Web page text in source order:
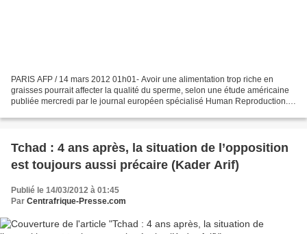
PARIS AFP / 14 mars 2012 01h01- Avoir une alimentation trop riche en
graisses pourrait affecter la qualité du sperme, selon une étude américaine
publiée mercredi par le journal européen spécialisé Human Reproduction.
Tchad : 4 ans après, la situation de l’opposition
est toujours aussi précaire (Kader Arif)
Publié le 14/03/2012 à 01:45
Par Centrafrique-Presse.com